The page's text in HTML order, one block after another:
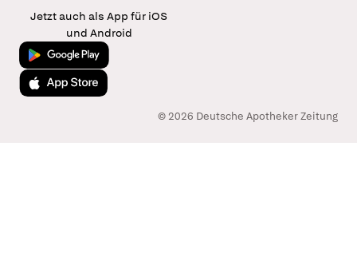
Jetzt auch als App für iOS
und Android
Jetzt bei Google Play
Laden im App Store
© 2026 Deutsche Apotheker Zeitung